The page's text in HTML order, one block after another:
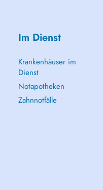
Im Dienst
Krankenhäuser im
Dienst
Notapotheken
Zahnnotfälle